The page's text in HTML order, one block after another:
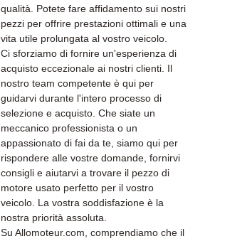
qualità. Potete fare affidamento sui nostri
pezzi per offrire prestazioni ottimali e una
vita utile prolungata al vostro veicolo.
Ci sforziamo di fornire un'esperienza di
acquisto eccezionale ai nostri clienti. Il
nostro team competente è qui per
guidarvi durante l'intero processo di
selezione e acquisto. Che siate un
meccanico professionista o un
appassionato di fai da te, siamo qui per
rispondere alle vostre domande, fornirvi
consigli e aiutarvi a trovare il pezzo di
motore usato perfetto per il vostro
veicolo. La vostra soddisfazione è la
nostra priorità assoluta.
Su Allomoteur.com, comprendiamo che il